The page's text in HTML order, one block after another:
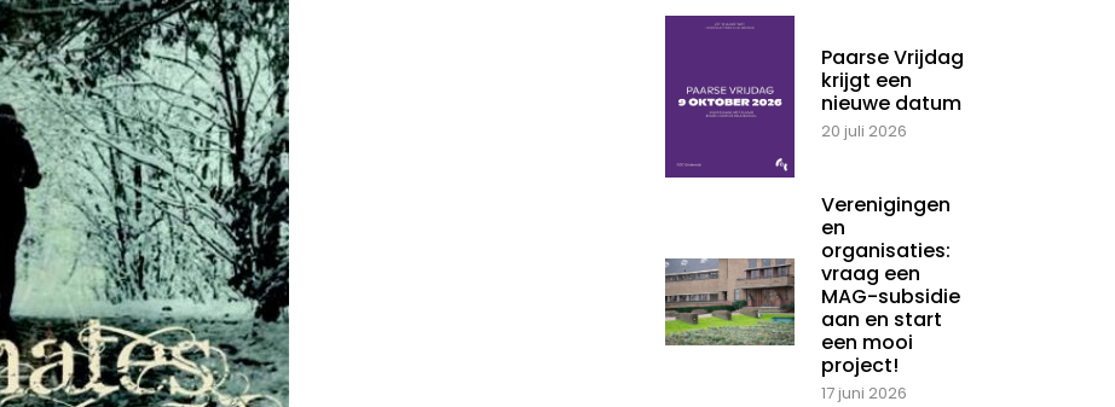
Paarse Vrijdag
krijgt een
nieuwe datum
20 juli 2026
Verenigingen
en
organisaties:
vraag een
MAG-subsidie
aan en start
een mooi
project!
17 juni 2026